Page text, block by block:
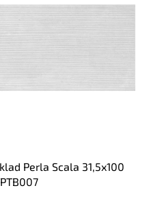
Perla Scala 31,5x100